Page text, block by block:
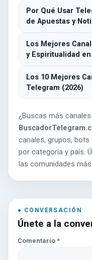
Por Qué Usar
de Apuestas y
Los Mejores
y Espiritualidad en
Los 10 Mejores
Telegram (2026)
¿Buscas más canales
canales, grupos,
por categoría y país.
las comunidades
Únete a la
Comentario *